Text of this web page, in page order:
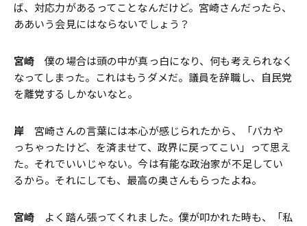
ば、対応力があるってことなんだけど。宮崎さんだったら、
ああいう会見にはならないでしょう？
宮崎 僕の場合は頭の中が真っ白になり、何も考えられなく
なってしまった。これはもうダメだ。議員を辞職し、自民党
を離党するしかないなと。
岸 宮崎さんの言葉には本心が感じられたから、「バカや
っちゃったけど、を済ませて、政界に戻ってこい」って思え
た。それでいいじゃない。今は有能な政治家が不足してい
るから。それにしても、最高の奥さんもらったよね。
宮崎 よく踏ん張ってくれました。僕が叩かれた時も、「私